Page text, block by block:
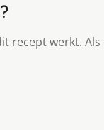
recept werkt. Als